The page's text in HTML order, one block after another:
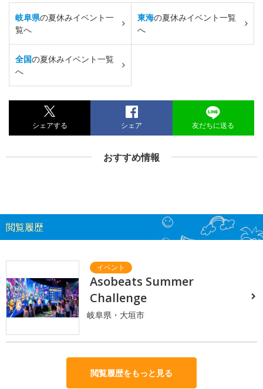
岐阜県の夏休みイベント一
覧へ
東海の夏休みイベント一覧
へ
全国の夏休みイベント一覧
へ
シェアする シェア 友だちに送る
おすすめ情報
閲覧履歴
Asobeats Summer
Challenge
岐阜県・大垣市
閲覧履歴をもっと見る